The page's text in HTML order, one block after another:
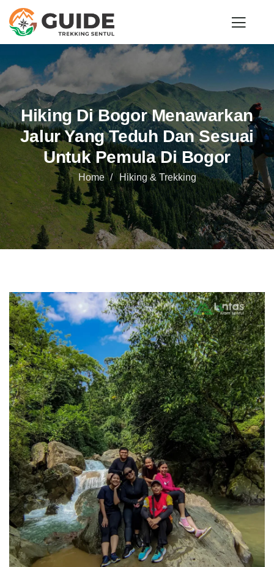
Hiking Di Bogor Menawarkan
Jalur Yang Teduh Dan Sesuai
Untuk Pemula Di Bogor
Home Hiking & Trekking